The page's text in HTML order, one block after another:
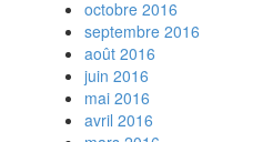
octobre 2016
septembre 2016
août 2016
juin 2016
mai 2016
avril 2016